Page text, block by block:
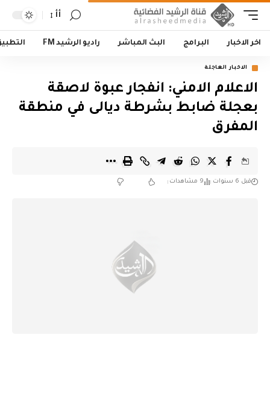
أأ
اخر الاخبار البرامج البث المباشر راديو الرشيد FM
الاخبار العاجلة
الاعلام الامني: انفجار عبوة لاصقة
بعجلة ضابط بشرطة ديالى في منطقة
المفرق
قبل 6 سنوات 9 مشاهدات